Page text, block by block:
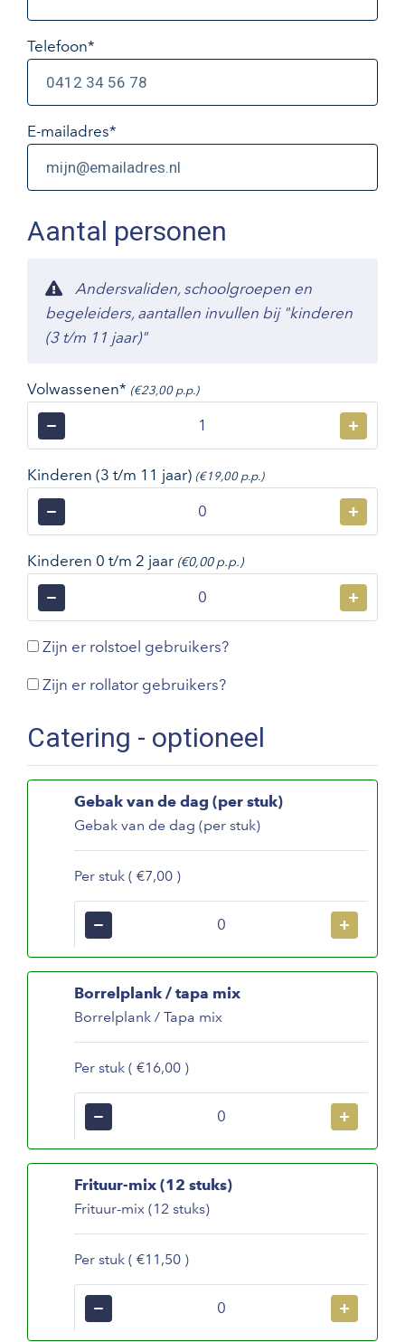
Telefoon*
E-mailadres*
Aantal personen
Andersvaliden, schoolgroepen en
begeleiders, aantallen invullen bij "kinderen
(3 t/m 11 jaar)"
Volwassenen* (€23,00 p.p.)
− +
Kinderen (3 t/m 11 jaar) (€19,00 p.p.)
− +
Kinderen 0 t/m 2 jaar (€0,00 p.p.)
− +
Zijn er rolstoel gebruikers?
Zijn er rollator gebruikers?
Catering - optioneel
Gebak van de dag (per stuk)
Gebak van de dag (per stuk)
Per stuk ( €7,00 )
− +
Borrelplank / tapa mix
Borrelplank / Tapa mix
Per stuk ( €16,00 )
− +
Frituur-mix (12 stuks)
Frituur-mix (12 stuks)
Per stuk ( €11,50 )
− +